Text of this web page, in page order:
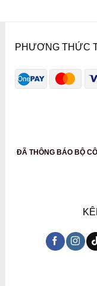
PHƯƠNG THỨC
ĐÃ THÔNG BÁO BỘ